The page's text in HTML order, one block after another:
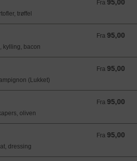
Fra 95,00
Fra 95,00 DKK
trøffel
Fra 95,00
Fra 95,00 DKK
kylling, bacon
Fra 95,00
Fra 95,00 DKK
(Lukket)
Fra 95,00
Fra 95,00 DKK
oliven
Fra 95,00
Fra 95,00 DKK
dressing